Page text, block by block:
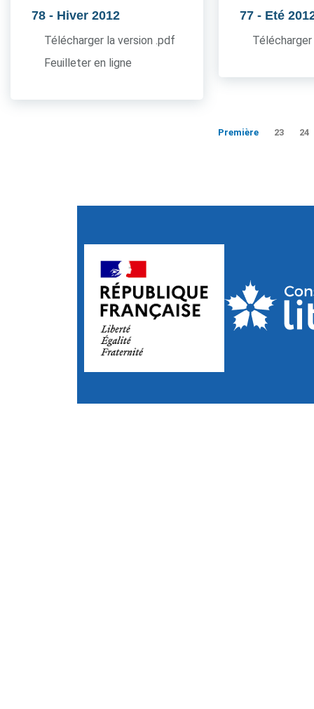
78 - Hiver 2012
Télécharger la version .pdf
Feuilleter en ligne
77 - Eté
Première 23 24